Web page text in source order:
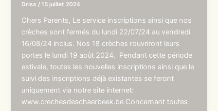
Driss /15 juillet 2024
Chers Parents, Le service inscriptions ainsi que nos
crèches sont fermés du lundi 22/07/24 au vendredi
16/08/24 inclus. Nos 18 crèches rouvriront leurs
portes le lundi 19 août 2024. Pendant cette période
estivale, toutes les nouvelles inscriptions ainsi que le
suivi des inscriptions déjà existantes se feront
uniquement via notre site internet:
www.crechesdeschaerbeek.be Concernant toutes